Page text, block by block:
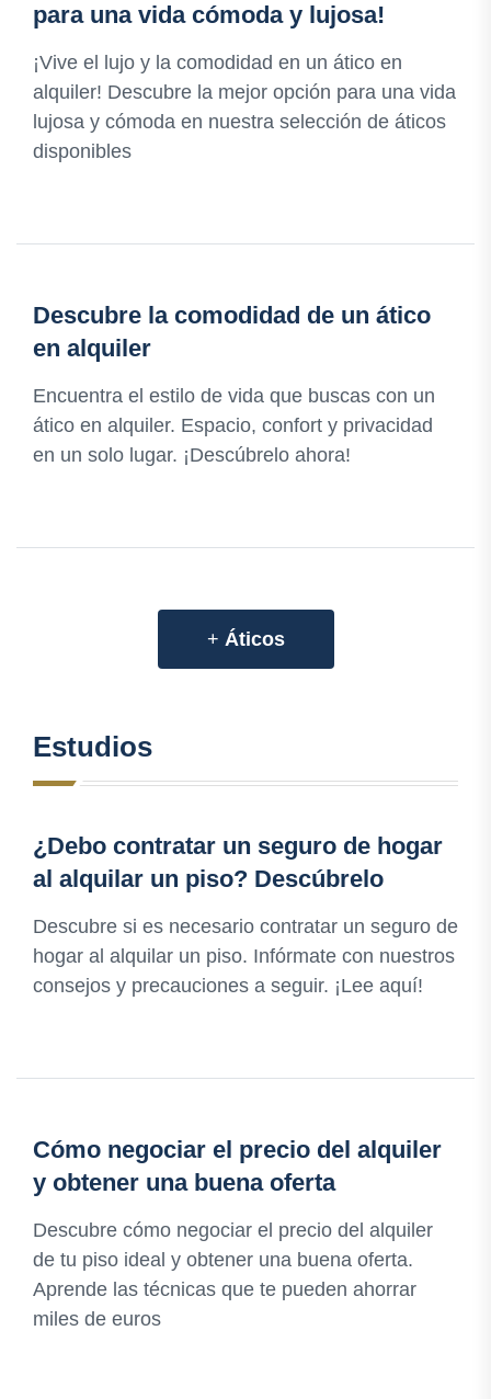
para una vida cómoda y lujosa!
¡Vive el lujo y la comodidad en un ático en
alquiler! Descubre la mejor opción para una vida
lujosa y cómoda en nuestra selección de áticos
disponibles
Descubre la comodidad de un ático
en alquiler
Encuentra el estilo de vida que buscas con un
ático en alquiler. Espacio, confort y privacidad
en un solo lugar. ¡Descúbrelo ahora!
+ Áticos
Estudios
¿Debo contratar un seguro de hogar
al alquilar un piso? Descúbrelo
Descubre si es necesario contratar un seguro de
hogar al alquilar un piso. Infórmate con nuestros
consejos y precauciones a seguir. ¡Lee aquí!
Cómo negociar el precio del alquiler
y obtener una buena oferta
Descubre cómo negociar el precio del alquiler
de tu piso ideal y obtener una buena oferta.
Aprende las técnicas que te pueden ahorrar
miles de euros